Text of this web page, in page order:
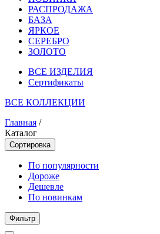
РАСПРОДАЖА
БАЗА
ЯРКОЕ
СЕРЕБРО
ЗОЛОТО
ВСЕ ИЗДЕЛИЯ
Сертификаты
ВСЕ КОЛЛЕКЦИИ
Главная /
Каталог
Сортировка
По популярности
Дороже
Дешевле
По новинкам
Фильтр